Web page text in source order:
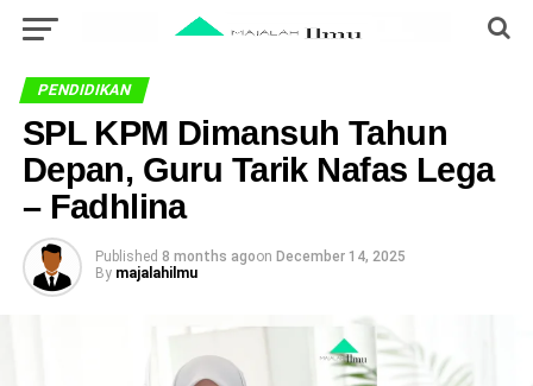
PENDIDIKAN
SPL KPM Dimansuh Tahun
Depan, Guru Tarik Nafas Lega
– Fadhlina
Published 8 months agoon December 14, 2025
By majalahilmu